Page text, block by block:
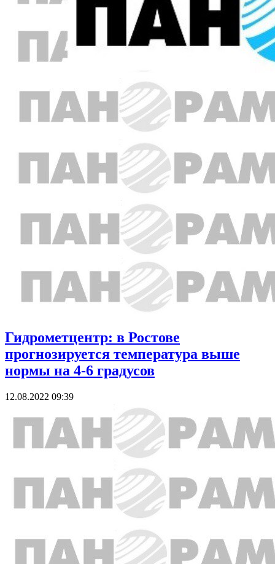
Гидрометцентр: в Ростове
прогнозируется температура выше
нормы на 4-6 градусов
12.08.2022 09:39